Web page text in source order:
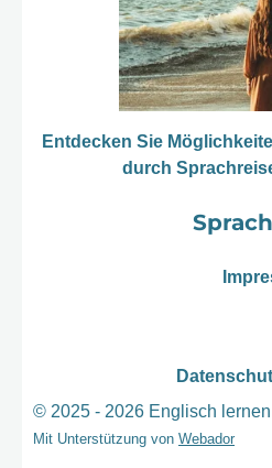
Entdecken Sie
durch
© 2025 - 2026 Englisch
Mit Unterstützung von Webador